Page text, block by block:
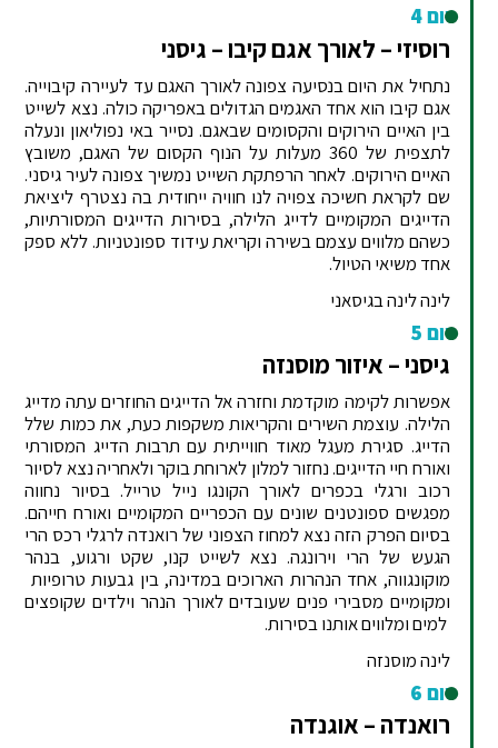
יום 4
רוסיזי – לאורך אגם קיבו – גיסני
נתחיל את היום בנסיעה צפונה לאורך האגם עד לעיירה קיבוייה.
אגם קיבו הוא אחד האגמים הגדולים באפריקה כולה. נצא לשייט
בין האיים הירוקים והקסומים שבאגם. נסייר באי נפוליאון ונעלה
לתצפית של 360 מעלות על הנוף הקסום של האגם, משובץ
האיים הירוקים. לאחר הרפתקת השייט נמשיך צפונה לעיר גיסני.
שם לקראת חשיכה צפויה לנו חוויה ייחודית בה נצטרף ליציאת
הדייגים המקומיים לדייג הלילה, בסירות הדייגים המסורתיות,
כשהם מלווים עצמם בשירה וקריאת עידוד ספונטניות. ללא ספק
אחד משיאי הטיול.
לינה לינה בגיסאני
יום 5
גיסני – איזור מוסנזה
אפשרות לקימה מוקדמת וחזרה אל הדייגים החוזרים עתה מדייג
הלילה. עוצמת השירים והקריאות משקפות כעת, את כמות שלל
הדייג. סגירת מעגל מאוד חווייתית עם תרבות הדייג המסורתי
ואורח חיי הדייגים. נחזור למלון לארוחת בוקר ולאחריה נצא לסיור
רכוב ורגלי בכפרים לאורך הקונגו נייל טרייל. בסיור נחווה
מפגשים ספונטנים שונים עם הכפריים המקומיים ואורח חייהם.
בסיום הפרק הזה נצא למחוז הצפוני של רואנדה לרגלי רכס הרי
הגעש של הרי וירונגה. נצא לשייט קנו, שקט ורגוע, בנהר
מוקונגווה, אחד הנהרות הארוכים במדינה, בין גבעות טרופיות
ומקומיים מסבירי פנים שעובדים לאורך הנהר וילדים שקופצים
למים ומלווים אותנו בסירות.
לינה מוסנזה
יום 6
רואנדה – אוגנדה